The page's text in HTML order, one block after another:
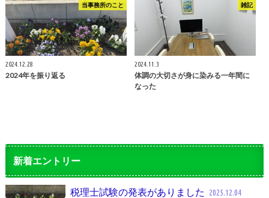
当事務所のこと
2024.12.28
2024年を振り返る
雑記
2024.11.3
体調の大切さが身に染みる一年間に
なった
新着エントリー
税理士試験の発表がありました 2025.12.04